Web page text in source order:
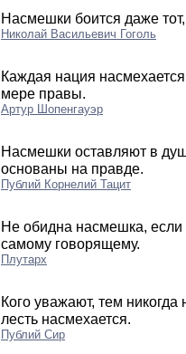
Насмешки боится даже
Николай Васильевич Гоголь
Каждая нация
мере правы.
Артур Шопенгауэр
Насмешки оставляют в
основаны на правде.
Публий Корнелий Тацит
Не обидна насмешка, если
самому говорящему.
Плутарх
Кого уважают, тем никогда
лесть насмехается.
Публий Сир